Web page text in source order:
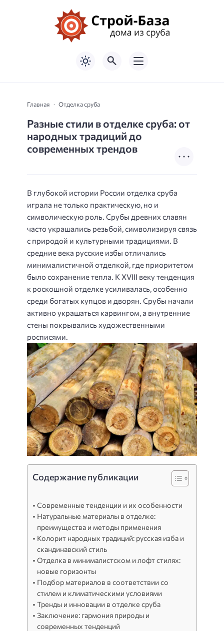
Главная Отделка сруба
Разные стили в отделке сруба: от
народных традиций до
современных трендов
В глубокой истории России отделка сруба
играла не только практическую, но и
символическую роль. Срубы древних славян
часто украшались резьбой, символизируя связь
с природой и культурными традициями. В
средние века русские избы отличались
минималистичной отделкой, где приоритетом
было сохранение тепла. К XVIII веку тенденция
к роскошной отделке усиливалась, особенно
среди богатых купцов и дворян. Срубы начали
активно украшаться карвингом, а внутренние
стены покрывались художественными
росписями.
Содержание публикации
Современные тенденции и их особенности
Натуральные материалы в отделке:
преимущества и методы применения
Колорит народных традиций: русская изба и
скандинавский стиль
Отделка в минималистском и лофт стилях:
новые горизонты
Подбор материалов в соответствии со
стилем и климатическими условиями
Тренды и инновации в отделке сруба
Заключение: гармония природы и
современных тенденций